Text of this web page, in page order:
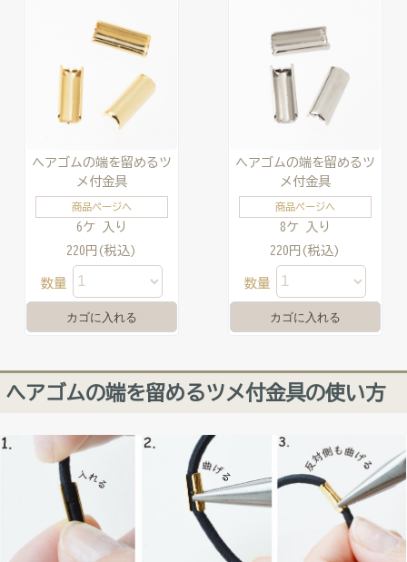
ヘアゴムの端を留めるツ
メ付金具
商品ページへ
6ケ 入り
220円(税込)
数量
ヘアゴムの端を留めるツ
メ付金具
商品ページへ
8ケ 入り
220円(税込)
数量
へアゴムの端を留めるツメ付金具の使い方